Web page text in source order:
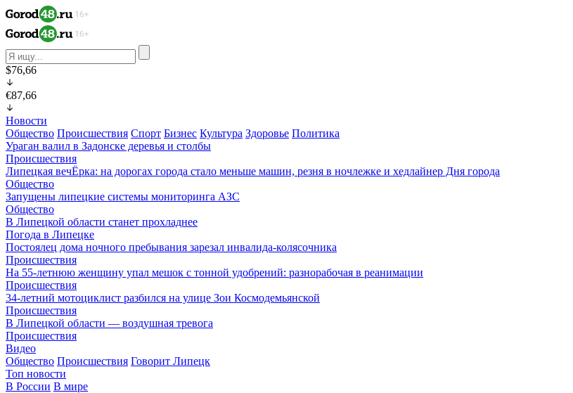
$76,66
€87,66
Новости
Общество Происшествия Спорт Бизнес Культура Здоровье Политика
Ураган валил в Задонске деревья и столбы
Происшествия
Липецкая вечЁрка: на дорогах города стало меньше машин, резня в ночлежке и хедлайнер Дня города
Общество
Запущены липецкие системы мониторинга АЗС
Общество
В Липецкой области станет прохладнее
Погода в Липецке
Постоялец дома ночного пребывания зарезал инвалида-колясочника
Происшествия
На 55-летнюю женщину упал мешок с тонной удобрений: разнорабочая в реанимации
Происшествия
34-летний мотоциклист разбился на улице Зои Космодемьянской
Происшествия
В Липецкой области — воздушная тревога
Происшествия
Видео
Общество Происшествия Говорит Липецк
Топ новости
В России В мире